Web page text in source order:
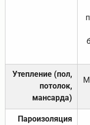
Утепление (пол,
потолок,
мансарда)
Пароизоляция